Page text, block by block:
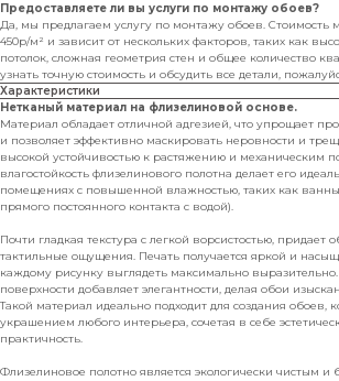
Предоставляете ли вы услуги по монтажу обоев?
Да, мы предлагаем услугу по монтажу обоев. Стоимость
450р/м² и зависит от нескольких факторов, таких как
потолок, сложная геометрия стен и общее количество
узнать точную стоимость и обсудить все детали,
Характеристики
Нетканый материал на флизелиновой основе.
Материал обладает отличной адгезией, что упрощает
и позволяет эффективно маскировать неровности и
высокой устойчивостью к растяжению и механическим
влагостойкость флизелинового полотна делает его
помещениях с повышенной влажностью, таких как
прямого постоянного контакта с водой).
Почти гладкая текстура с легкой ворсистостью, придает
тактильные ощущения. Печать получается яркой и
каждому рисунку выглядеть максимально
поверхности добавляет элегантности, делая обои
Такой материал идеально подходит для создания обоев,
украшением любого интерьера, сочетая в себе
практичность.
Флизелиновое полотно является экологически чистым и